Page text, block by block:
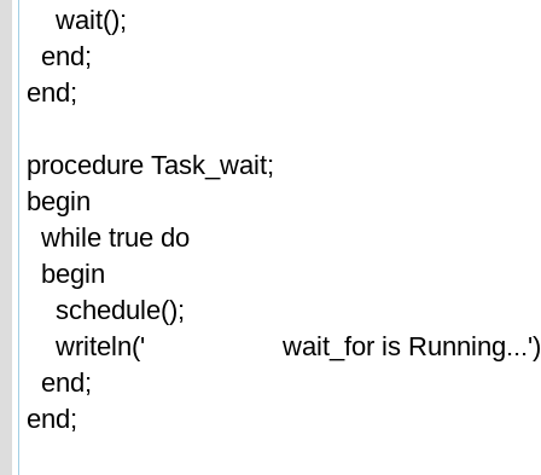
wait();
end;
end;
procedure Task_wait;
begin
while true do
begin
schedule();
writeln(' wait_for is
end;
end;